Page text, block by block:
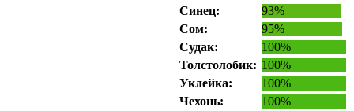
Синец:
93%
Сом:
95%
Судак:
100%
Толстолобик: 100%
Уклейка:
100%
Чехонь:
100%